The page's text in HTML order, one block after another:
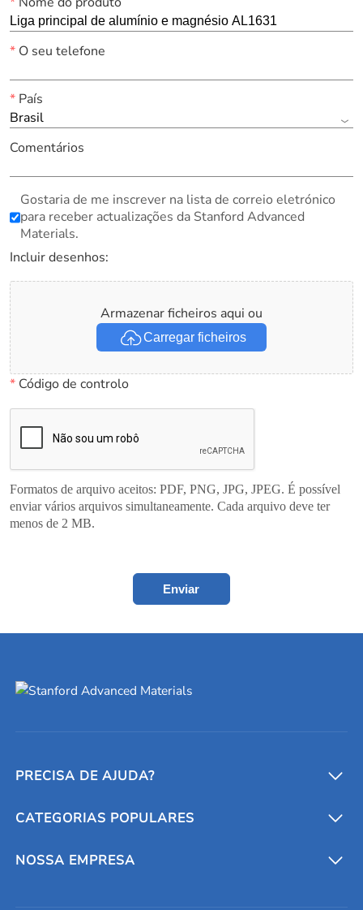
*O seu telefone
*País
Brasil
Comentários
Gostaria de me inscrever na lista de correio eletrónico
para receber actualizações da Stanford Advanced
Materials.
Incluir desenhos:
Armazenar ficheiros aqui ou
Carregar ficheiros
*Código de controlo
Formatos de arquivo aceitos: PDF, PNG, JPG, JPEG. É possível
enviar vários arquivos simultaneamente. Cada arquivo deve ter
menos de 2 MB.
Enviar
PRECISA DE AJUDA?
Conversores e calculadoras
Entre em contato conosco
CATEGORIAS POPULARES
Metais refratários
NOSSA EMPRESA